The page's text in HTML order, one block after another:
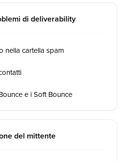
di deliverability
nella cartella spam
e i Soft Bounce
del mittente